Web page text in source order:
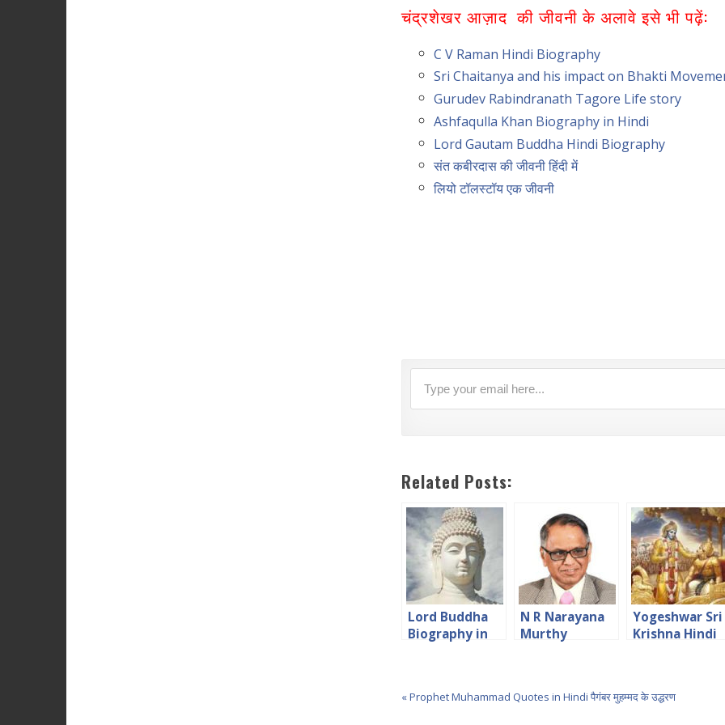
चंद्रशेखर आज़ाद की जीवनी के अलावे इसे भी पढ़ें:
C V Raman Hindi Biography
Sri Chaitanya and his impact on Bhakti
Gurudev Rabindranath Tagore Life story
Ashfaqulla Khan Biography in Hindi
Lord Gautam Buddha Hindi Biography
संत कबीरदास की जीवनी हिंदी में
लियो टॉलस्टॉय एक जीवनी
Related Posts:
Lord Buddha
Biography in
N R Narayana
Murthy
Yogeshwar Sri
Krishna Hindi
« Prophet Muhammad Quotes in Hindi पैगंबर मुहम्मद के उद्धरण